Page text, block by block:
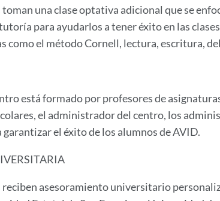
una clase optativa adicional que se
para ayudarlos a tener éxito en las
como el método Cornell, lectura, escritura,
está formado por profesores de
el administrador del centro, los
el éxito de los alumnos de AVID.
asesoramiento universitario